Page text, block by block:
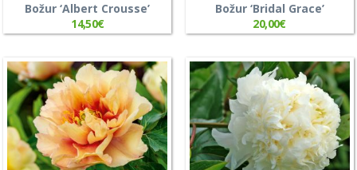
Božur ‘Albert Crousse’
14,50€
Božur ‘Bridal Grace’
20,00€